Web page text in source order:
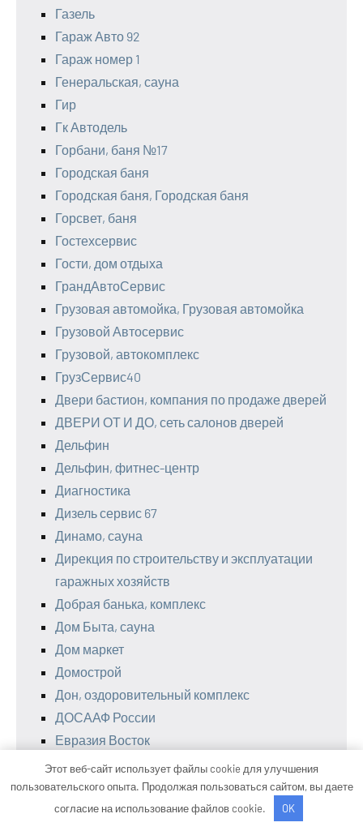
Газель
Гараж Авто 92
Гараж номер 1
Генеральская, сауна
Гир
Гк Автодель
Горбани, баня №17
Городская баня
Городская баня, Городская баня
Горсвет, баня
Гостехсервис
Гости, дом отдыха
ГрандАвтоСервис
Грузовая автомойка, Грузовая автомойка
Грузовой Автосервис
Грузовой, автокомплекс
ГрузСервис40
Двери бастион, компания по продаже дверей
ДВЕРИ ОТ И ДО, сеть салонов дверей
Дельфин
Дельфин, фитнес-центр
Диагностика
Дизель сервис 67
Динамо, сауна
Дирекция по строительству и эксплуатации
гаражных хозяйств
Добрая банька, комплекс
Дом Быта, сауна
Дом маркет
Домострой
Дон, оздоровительный комплекс
ДОСААФ России
Евразия Восток
Евро, торгово-производственная фирма
Единая служба эвакуации, Единая служба
эвакуации
Этот веб-сайт использует файлы cookie для улучшения
пользовательского опыта. Продолжая пользоваться сайтом, вы даете
согласие на использование файлов cookie.
OK